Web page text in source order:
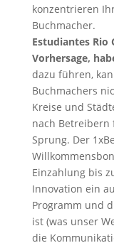
konzentrieren
Buchmacher.
Estudiantes Rio
Vorhersage,
dazu führen,
Buchmachers
Kreise und
nach Betreibern
Sprung. Der
Einzahlung bis
Innovation ein
Programm und
ist (was unser
die